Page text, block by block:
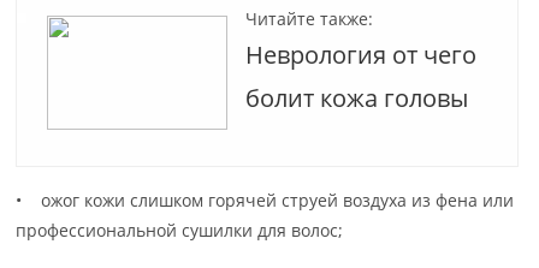
Читайте также:
Неврология от чего
болит кожа головы
• ожог кожи слишком горячей струей воздуха из фена или
профессиональной сушилки для волос;